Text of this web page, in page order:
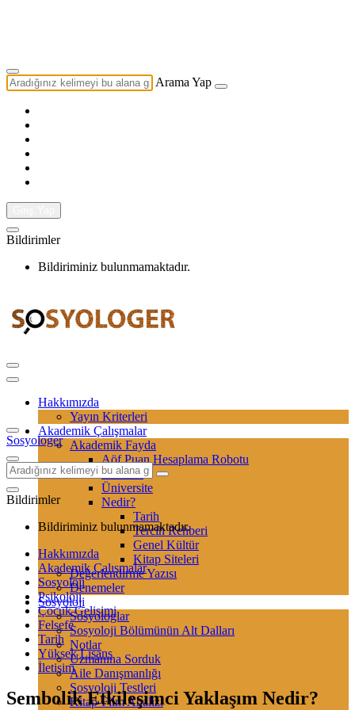
Arama Yap
Bildirimler
Bildiriminiz bulunmamaktadır.
Hakkımızda
Yayın Kriterleri
Akademik Çalışmalar
Akademik Fayda
Aöf Puan Hesaplama Robotu
Sertifika
Üniversite
Nedir?
Tarih
Tercih Rehberi
Genel Kültür
Kitap Siteleri
Değerlendirme Yazısı
Denemeler
Sosyoloji
Sosyologlar
Sosyoloji Bölümünün Alt Dalları
Notlar
Uzmanına Sorduk
Aile Danışmanlığı
Sosyoloji Testleri
Kitap-Film Analizi
Sosyologer
Bildirimler
Bildiriminiz bulunmamaktadır.
Hakkımızda
Akademik Çalışmalar
Sosyoloji
Psikoloji
Çocuk Gelişimi
Felsefe
Tarih
Yüksek Lisans
İletişim
Sembolik Etkileşimci Yaklaşım Nedir?